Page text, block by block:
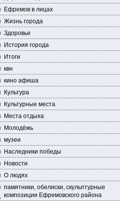
Ефремов в лицах
Жизнь города
Здоровье
История города
Итоги
квн
кино афиша
Культура
Культурные места
Места отдыха
Молодёжь
музеи
Наследники победы
Новости
О людях
памятники, обелиски, скульптурные
композиции Ефремовского района